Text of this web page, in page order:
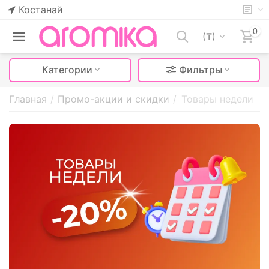
Костанай
(₸) 0
Категории Фильтры
Главная / Промо-акции и скидки / Товары недели